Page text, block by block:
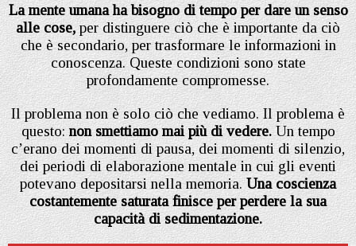
La mente umana ha bisogno di tempo per dare un senso
alle cose,per distinguere ciò che è importante da ciò
che è secondario, per trasformare le informazioni in
conoscenza. Queste condizioni sono state
profondamente compromesse.
Il problema non è solo ciò che vediamo. Il problema è
questo:non smettiamo mai più di vedere.Un tempo
c’erano dei momenti di pausa, dei momenti di silenzio,
dei periodi di elaborazione mentale in cui gli eventi
potevano depositarsi nella memoria.Una coscienza
costantemente saturata finisce per perdere la sua
capacità di sedimentazione.